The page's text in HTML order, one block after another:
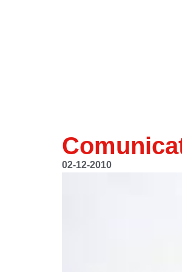
02-12-2010